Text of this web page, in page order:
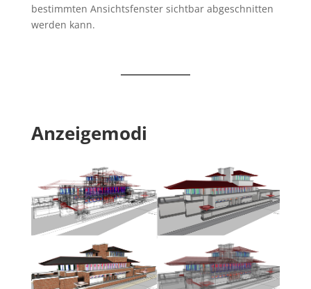
bestimmten Ansichtsfenster sichtbar abgeschnitten
werden kann.
Anzeigemodi